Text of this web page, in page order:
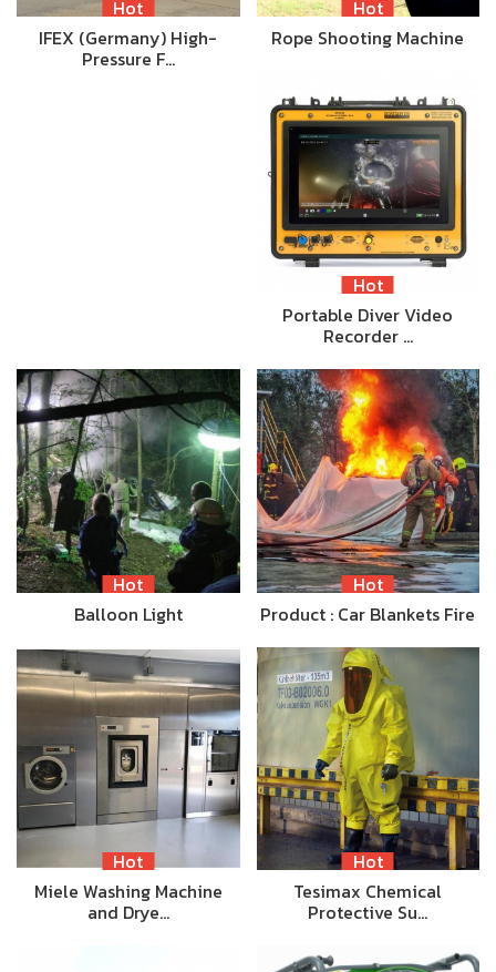
Hot
IFEX (Germany) High-
Pressure F…
Hot
Rope Shooting Machine
Hot
Portable Diver Video
Recorder …
Hot
Balloon Light
Hot
Product : Car Blankets Fire
Hot
Miele Washing Machine
and Drye…
Hot
Tesimax Chemical
Protective Su…